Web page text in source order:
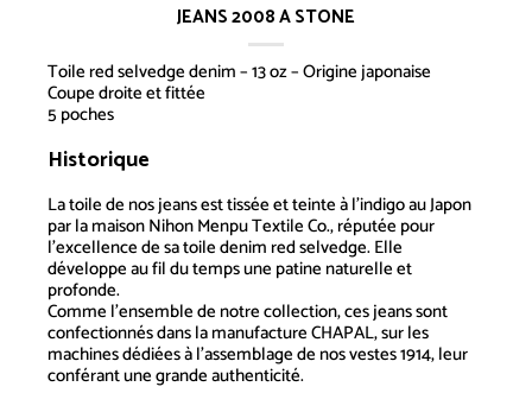
JEANS 2008 A STONE
Toile red selvedge denim – 13 oz – Origine japonaise
Coupe droite et fittée
5 poches
Historique
La toile de nos jeans est tissée et teinte à l’indigo au Japon
par la maison Nihon Menpu Textile Co., réputée pour
l’excellence de sa toile denim red selvedge. Elle
développe au fil du temps une patine naturelle et
profonde.
Comme l’ensemble de notre collection, ces jeans sont
confectionnés dans la manufacture CHAPAL, sur les
machines dédiées à l’assemblage de nos vestes 1914, leur
conférant une grande authenticité.